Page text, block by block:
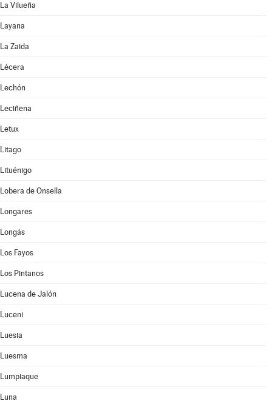
La Vilueña
Layana
La Zaida
Lécera
Lechón
Leciñena
Letux
Litago
Lituénigo
Lobera de Onsella
Longares
Longás
Los Fayos
Los Pintanos
Lucena de Jalón
Luceni
Luesia
Luesma
Lumpiaque
Luna